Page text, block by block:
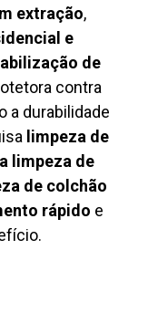
extração,
e
de
contra
a durabilidade
limpeza de
limpeza de
de colchão
rápido e